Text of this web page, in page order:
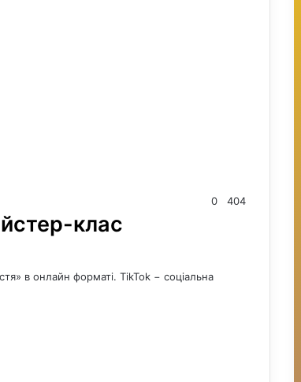
0 404
клас
в онлайн форматі. TikTok − соціальна